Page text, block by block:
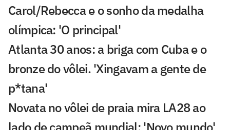
Carol/Rebecca e o sonho da medalha
olímpica: 'O principal'
Atlanta 30 anos: a briga com Cuba e o
bronze do vôlei. 'Xingavam a gente de
p*tana'
Novata no vôlei de praia mira LA28 ao